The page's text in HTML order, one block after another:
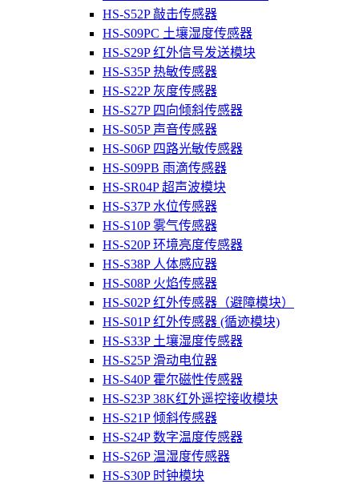
HS-S52P 敲击传感器
HS-S09PC 土壤湿度传感器
HS-S29P 红外信号发送模块
HS-S35P 热敏传感器
HS-S22P 灰度传感器
HS-S27P 四向倾斜传感器
HS-S05P 声音传感器
HS-S06P 四路光敏传感器
HS-S09PB 雨滴传感器
HS-SR04P 超声波模块
HS-S37P 水位传感器
HS-S10P 雾气传感器
HS-S20P 环境亮度传感器
HS-S38P 人体感应器
HS-S08P 火焰传感器
HS-S02P 红外传感器（避障模块）
HS-S01P 红外传感器 (循迹模块)
HS-S33P 土壤湿度传感器
HS-S25P 滑动电位器
HS-S40P 霍尔磁性传感器
HS-S23P 38K红外遥控接收模块
HS-S21P 倾斜传感器
HS-S24P 数字温度传感器
HS-S26P 温湿度传感器
HS-S30P 时钟模块